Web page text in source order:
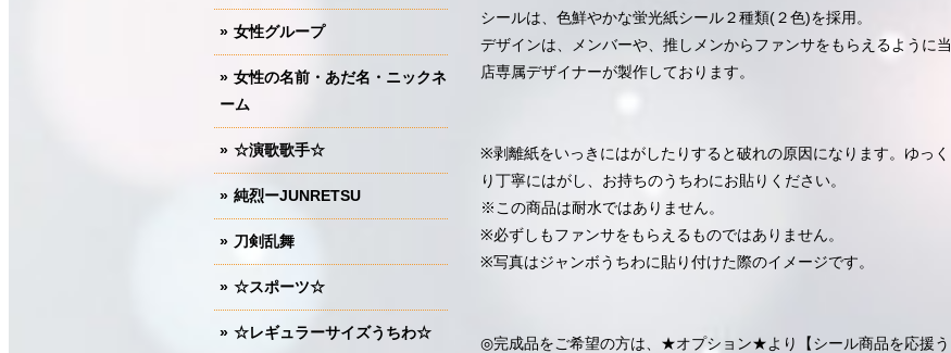
シールは、色鮮やかな蛍光紙シール２種類(２色)を採用。
デザインは、メンバーや、推しメンからファンサをもらえるように当
店専属デザイナーが製作しております。
※剥離紙をいっきにはがしたりすると破れの原因になります。ゆっく
り丁寧にはがし、お持ちのうちわにお貼りください。
※この商品は耐水ではありません。
※必ずしもファンサをもらえるものではありません。
※写真はジャンボうちわに貼り付けた際のイメージです。
◎完成品をご希望の方は、★オプション★より【シール商品を応援う
女性グループ
女性の名前・あだ名・ニックネ
ーム
☆演歌歌手☆
純烈ーJUNRETSU
刀剣乱舞
☆スポーツ☆
☆レギュラーサイズうちわ☆